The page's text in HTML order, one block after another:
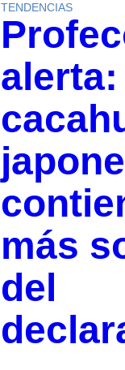
TENDENCIAS
alerta:
más
del